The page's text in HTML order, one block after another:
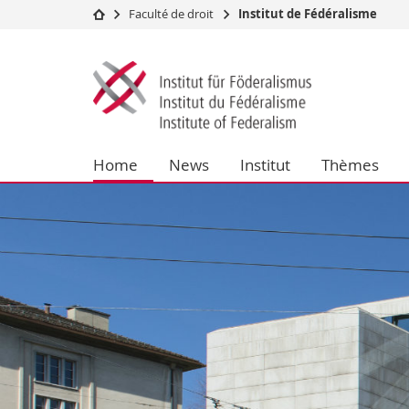
Université
Etudes
Campus
Recherche
Formation continue
Sciences
Sciences
Faculté de droit Institut de Fédéralisme
Institut
du
fédéralisme
Home News Institut Thèmes